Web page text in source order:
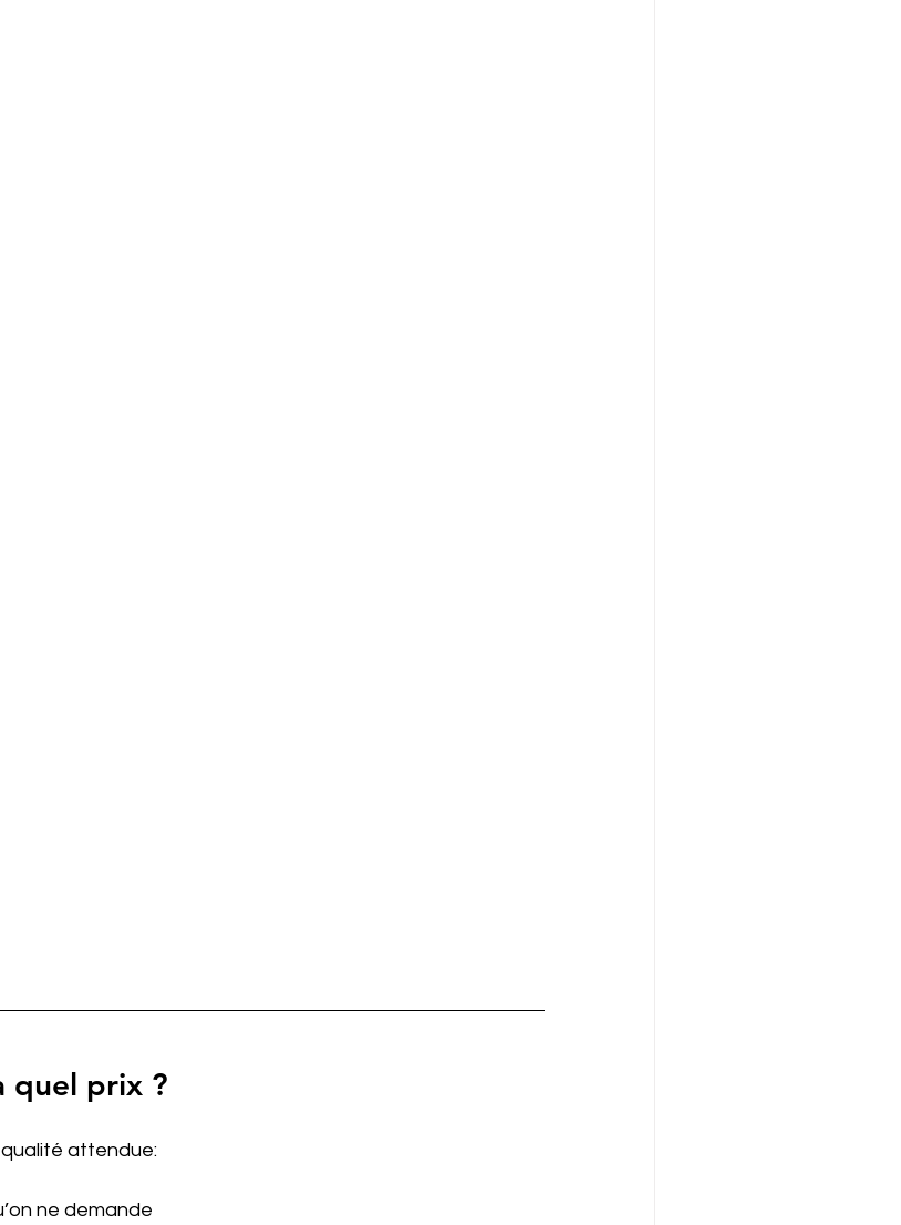
quel prix ?
qualité attendue:
ne demande